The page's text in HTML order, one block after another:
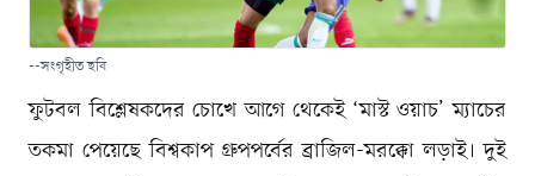
--সংগৃহীত ছবি
ফুটবল বিশ্লেষকদের চোখে আগে থেকেই ‘মাস্ট ওয়াচ’ ম্যাচের
তকমা পেয়েছে বিশ্বকাপ গ্রুপপর্বের ব্রাজিল-মরক্কো লড়াই। দুই